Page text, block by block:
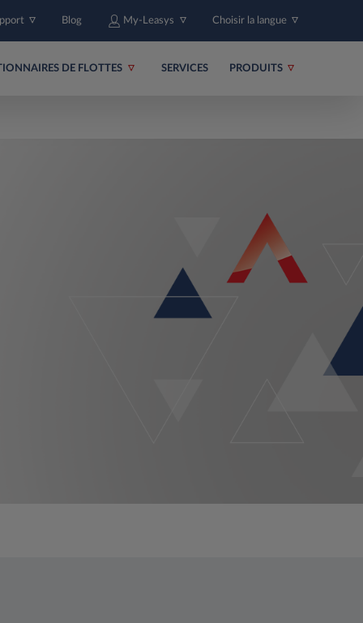
Blog My-Leasys Choisir la langue
DE FLOTTES SERVICES PRODUITS